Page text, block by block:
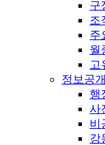
구
조
주
월
고
정보공개
행
사
비
강